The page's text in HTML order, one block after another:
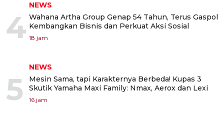
4
NEWS
Wahana Artha Group Genap 54 Tahun, Terus Gaspol
Kembangkan Bisnis dan Perkuat Aksi Sosial
18 jam
5
NEWS
Mesin Sama, tapi Karakternya Berbeda! Kupas 3
Skutik Yamaha Maxi Family: Nmax, Aerox dan Lexi
16 jam